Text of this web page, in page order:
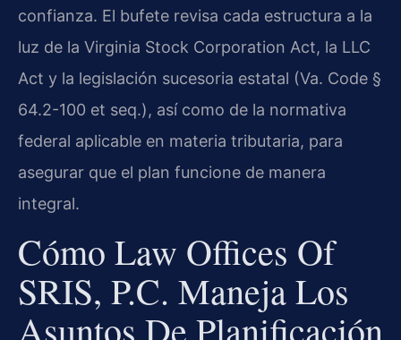
confianza. El bufete revisa cada estructura a la
luz de la Virginia Stock Corporation Act, la LLC
Act y la legislación sucesoria estatal (Va. Code §
64.2-100 et seq.), así como de la normativa
federal aplicable en materia tributaria, para
asegurar que el plan funcione de manera
integral.
Cómo Law Offices Of
SRIS, P.C. Maneja Los
Asuntos De Planificación